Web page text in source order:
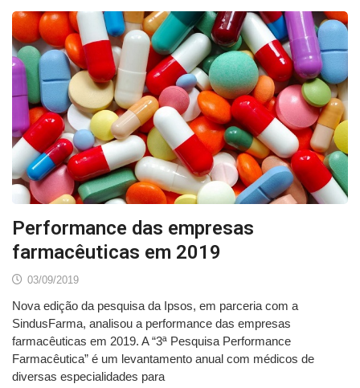
Performance das empresas
farmacêuticas em 2019
03/09/2019
Nova edição da pesquisa da Ipsos, em parceria com a
SindusFarma, analisou a performance das empresas
farmacêuticas em 2019. A “3ª Pesquisa Performance
Farmacêutica” é um levantamento anual com médicos de
diversas especialidades para